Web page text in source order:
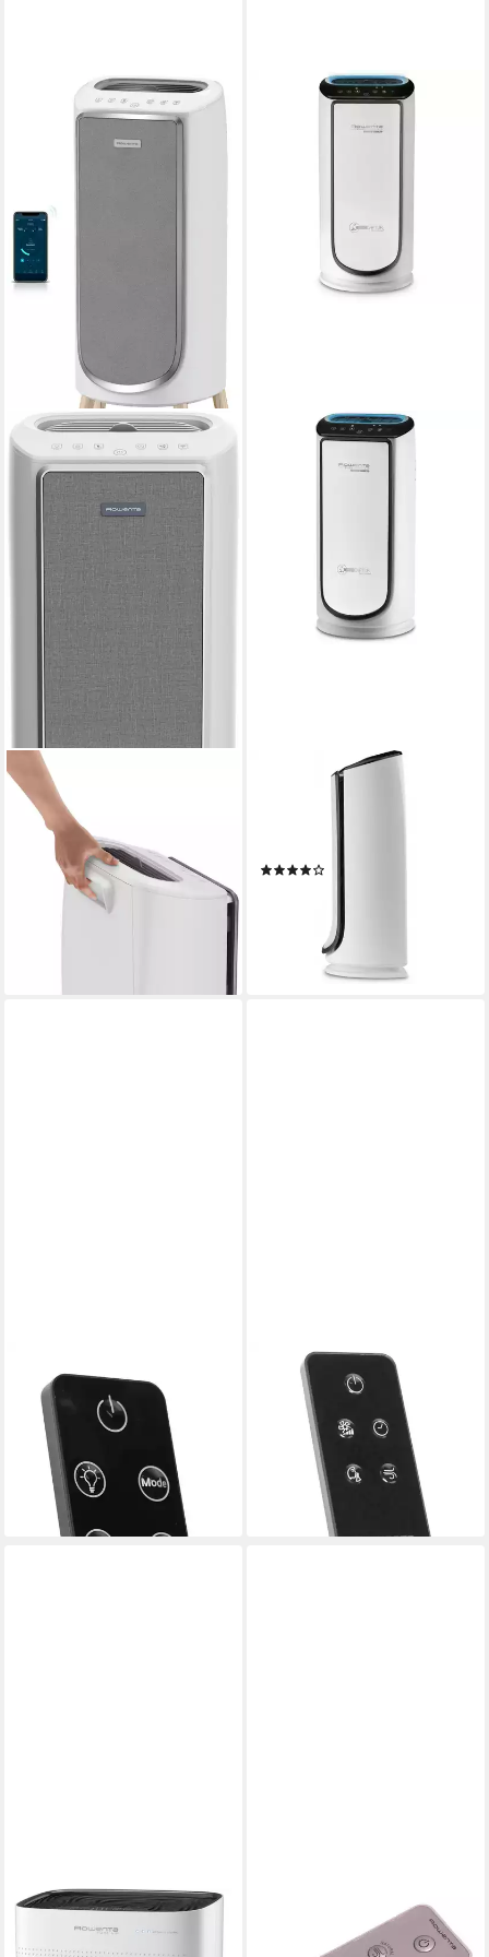
ROWENTA
Luftreiniger PU6180 Intense
Pure Air Home Connect
min. 32 dB max. 52 dB Betriebsgeräusch
Leistung
Raumgröße
lieferbar - in 1-2 Werktagen bei dir
Luftreiniger PU 6080 Intense
Pure Air Luftreiniger Weiß
Luftfilter Rowenta SS-
1810002914 Fernbedienung
für VU6980 VU6981 Eole
Home Ventil
16,98 €
lieferbar - in 3-4 Werktagen bei dir
ROWENTA
Luftfilter Rowenta SS-
1810003480 Fernbedienung
für VU2750 Turbo Silence
Extreme+
lieferbar - in 3-4 Werktagen bei dir
Luftfilter Rowenta SS-